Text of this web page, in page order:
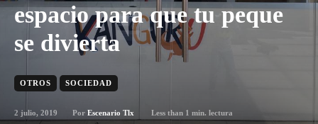
espacio para que tu peque
se divierta
OTROS SOCIEDAD
2 julio, 2019 Por Escenario Tlx Less than 1 min. lectura